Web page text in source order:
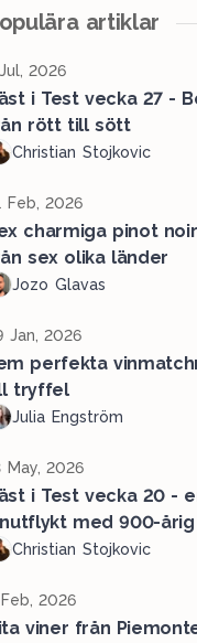
artiklar
2026
i Test vecka 27 -
rött till sött
Christian Stojkovic
Feb, 2026
charmiga pinot
sex olika länder
Jozo Glavas
Jan, 2026
perfekta
tryffel
Julia Engström
May, 2026
i Test vecka 20 -
med 900-
Christian Stojkovic
2026
viner från